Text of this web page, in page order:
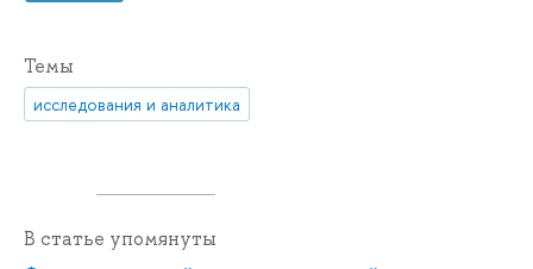
Темы
исследования и аналитика
В статье упомянуты